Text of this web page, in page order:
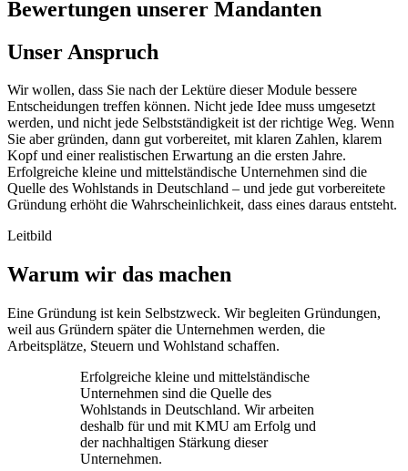
Bewertungen unserer Mandanten
Unser Anspruch
Wir wollen, dass Sie nach der Lektüre dieser Module bessere
Entscheidungen treffen können. Nicht jede Idee muss umgesetzt
werden, und nicht jede Selbstständigkeit ist der richtige Weg. Wenn
Sie aber gründen, dann gut vorbereitet, mit klaren Zahlen, klarem
Kopf und einer realistischen Erwartung an die ersten Jahre.
Erfolgreiche kleine und mittelständische Unternehmen sind die
Quelle des Wohlstands in Deutschland – und jede gut vorbereitete
Gründung erhöht die Wahrscheinlichkeit, dass eines daraus entsteht.
Leitbild
Warum wir das machen
Eine Gründung ist kein Selbstzweck. Wir begleiten Gründungen,
weil aus Gründern später die Unternehmen werden, die
Arbeitsplätze, Steuern und Wohlstand schaffen.
Erfolgreiche kleine und mittelständische
Unternehmen sind die Quelle des
Wohlstands in Deutschland. Wir arbeiten
deshalb für und mit KMU am Erfolg und
der nachhaltigen Stärkung dieser
Unternehmen.